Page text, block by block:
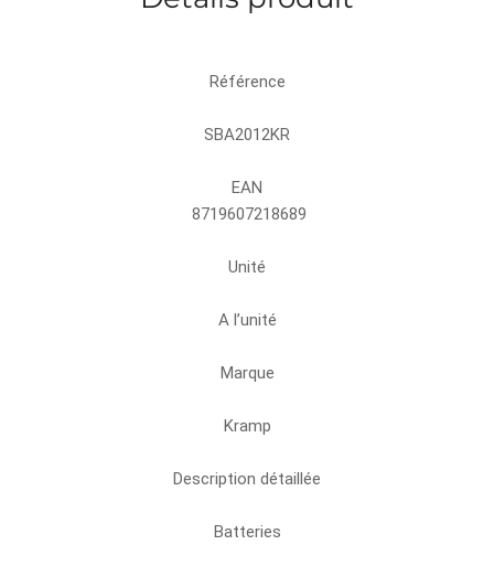
Référence
SBA2012KR
EAN
8719607218689
Unité
A l’unité
Marque
Kramp
Description détaillée
Batteries